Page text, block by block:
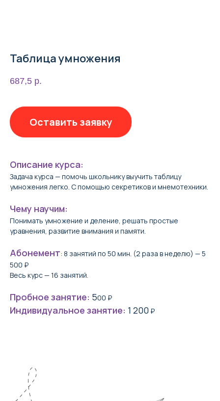
Таблица умножения
687,5 р.
Оставить заявку
Описание курса:
Задача курса — помочь школьнику выучить таблицу
умножения легко. С помощью секретиков и мнемотехники.
Чему научим:
Понимать умножение и деление, решать простые
уравнения, развитие внимания и памяти.
Абонемент: 8 занятий по 50 мин. (2 раза в неделю) — 5
500 ₽
Весь курс — 16 занятий.
Пробное занятие: 500 ₽
Индивидуальное занятие: 1 200 ₽
Оставьте заявку
занятиев подарок